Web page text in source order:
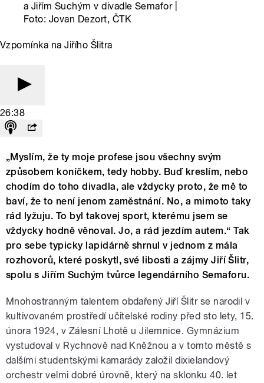
a Jiřím Suchým v divadle Semafor |
Foto: Jovan Dezort, ČTK
Vzpomínka na Jiřího Šlitra
26:38
„Myslím, že ty moje profese jsou všechny svým
způsobem koníčkem, tedy hobby. Buď kreslím, nebo
chodím do toho divadla, ale vždycky proto, že mě to
baví, že to není jenom zaměstnání. No, a mimoto taky
rád lyžuju. To byl takovej sport, kterému jsem se
vždycky hodně věnoval. Jo, a rád jezdím autem.“ Tak
pro sebe typicky lapidárně shrnul v jednom z mála
rozhovorů, které poskytl, své libosti a zájmy Jiří Šlitr,
spolu s Jiřím Suchým tvůrce legendárního Semaforu.
Mnohostranným talentem obdařený Jiří Šlitr se narodil v
kultivovaném prostředí učitelské rodiny před sto lety, 15.
února 1924, v Zálesní Lhotě u Jilemnice. Gymnázium
vystudoval v Rychnově nad Kněžnou a v tomto městě s
dalšími studentskými kamarády založil dixielandový
orchestr velmi dobré úrovně, který na sklonku 40. let